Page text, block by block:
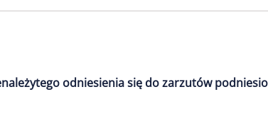
odniesienia się do zarzutów